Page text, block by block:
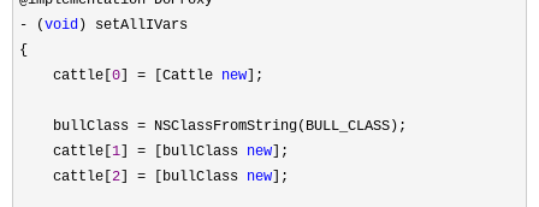
- (void ) setAllIVars
{
cattle[ 0 = [Cattle new ];
bullClass = NSClassFromString(BULL_CLASS);
cattle[ 1 = [bullClass new ];
cattle[ 2 = [bullClass new ];